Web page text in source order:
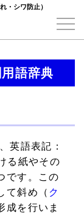
・シワ防止）
語辞典
英語表記：
る紙やその
です。この
て斜め（ ク
成を行いま